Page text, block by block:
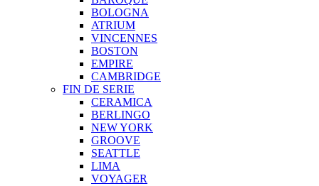
BOLOGNA
ATRIUM
VINCENNES
BOSTON
EMPIRE
CAMBRIDGE
FIN DE SERIE
CERAMICA
BERLINGO
NEW YORK
GROOVE
SEATTLE
LIMA
VOYAGER